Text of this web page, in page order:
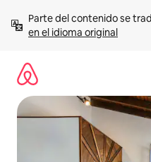
contenido
Parte del contenido se
en el idioma original